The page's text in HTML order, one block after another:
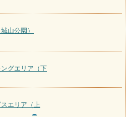
山公園）
グエリア（下
エリア（上